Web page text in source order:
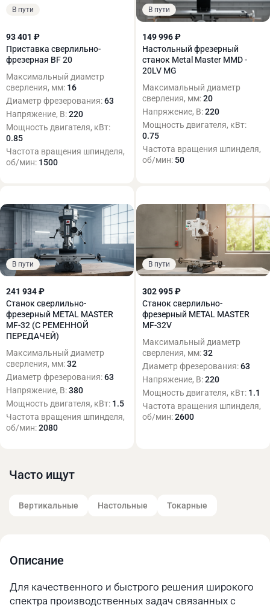
В пути
93 401 ₽
Приставка сверлильно-
фрезерная BF 20
Максимальный диаметр
сверления, мм: 16
Диаметр фрезерования:63
Напряжение, В:220
Мощность двигателя, кВт:
0.85
Частота вращения шпинделя,
об/мин: 1500
В пути
149 996 ₽
Настольный фрезерный
станок Metal Master MMD -
20LV MG
Максимальный диаметр
сверления, мм:20
Напряжение, В:220
Мощность двигателя, кВт:
0.75
Частота вращения шпинделя,
об/мин: 50
В пути
241 934 ₽
Станок сверлильно-
фрезерный METAL MASTER
MF-32 (С РЕМЕННОЙ
ПЕРЕДАЧЕЙ)
Максимальный диаметр
сверления, мм:32
Диаметр фрезерования:63
Напряжение, В:380
Мощность двигателя, кВт: 1.5
Частота вращения шпинделя,
об/мин:2080
В пути
302 995 ₽
Станок сверлильно-
фрезерный METAL MASTER
MF-32V
Максимальный диаметр
сверления, мм:32
Диаметр фрезерования:63
Напряжение, В:220
Мощность двигателя, кВт: 1.1
Частота вращения шпинделя,
об/мин:2600
Часто ищут
Вертикальные Настольные Токарные
Описание
Для качественного и быстрого решения широкого
спектра производственных задач связанных с